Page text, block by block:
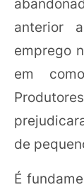
anterior
emprego
em
de
É